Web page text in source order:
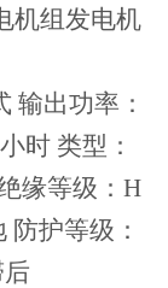
机组发电机
输出功率：
时 类型：
缘等级：H
护等级：